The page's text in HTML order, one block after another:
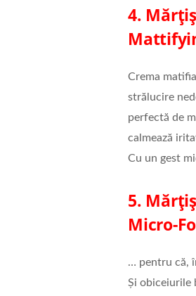
4.
Crema
strălucire
perfectă de
calmează
Cu un gest
5.
Micro-
… pentru că,
Și obiceiurile